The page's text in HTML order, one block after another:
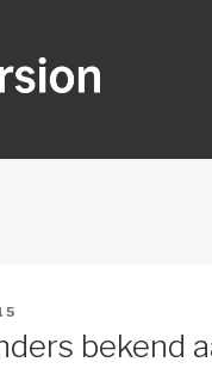
bekend